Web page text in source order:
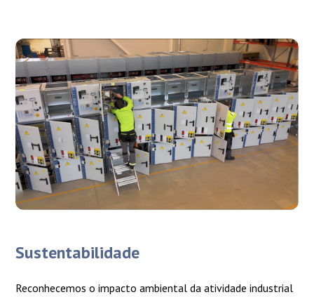
Sustentabilidade
Reconhecemos o impacto ambiental da atividade industrial